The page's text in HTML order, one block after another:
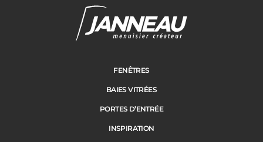
Cloture
Suivant
Adresse des travaux
Code Postal des travaux
FENÊTRES
BAIES VITRÉES
PORTES D’ENTRÉE
INSPIRATION